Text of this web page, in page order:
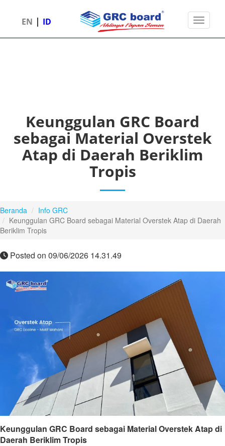
EN | ID Toggle
Keunggulan GRC Board
sebagai Material Overstek
Atap di Daerah Beriklim
Tropis
Beranda
Info GRC
Keunggulan GRC Board sebagai Material Overstek Atap di Daerah
Beriklim Tropis
Posted on 09/06/2026 14.31.49
Keunggulan GRC Board sebagai Material Overstek Atap di
Daerah Beriklim Tropis